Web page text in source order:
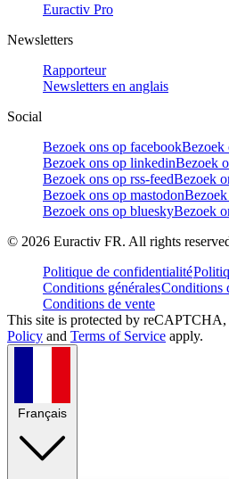
Euractiv Pro
Newsletters
Rapporteur
Newsletters en anglais
Social
Bezoek ons op facebookBezoek
Bezoek ons op linkedinBezoek
Bezoek ons op rss-feedBezoek
Bezoek ons op mastodon
Bezoek ons op blueskyBezoek
© 2026 Euractiv FR. All rights
Politique de confidentialité
Conditions généralesConditions
Conditions de vente
This site is protected by reCAPTCHA,
Policy and Terms of Service apply.
Français